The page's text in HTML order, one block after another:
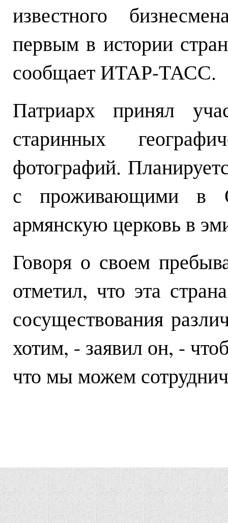
известного
первым в истории
сообщает ИТАР-ТАСС.
Патриарх принял
старинных
фотографий.
с проживающими в
армянскую церковь в
Говоря о своем
отметил, что эта
сосуществования
хотим, - заявил он, -
что мы можем